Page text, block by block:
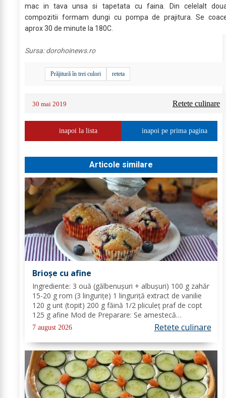
mac in tava unsa si tapetata cu faina. Din celelalt
compozitii formam dungi cu pompa de prajitura. Se
aprox 30 de minute la 180C.
Sursa:dorohoinews.ro
Prăjitură în trei culori reteta
30 mai 2019 Retete culinare
inapoi la lista inapoi pe prima pagina
Articole similare
Brioșe cu afine
Ingrediente: 3 ouă (gălbenușuri + albușuri) 100 g zahăr
15-20 g rom (3 lingurițe) 1 linguriță extract de vanilie
120 g unt (topit) 200 g făină 1/2 pliculeț praf de copt
125 g afine Mod de Preparare: Se amestecă
gălbenușurile cu zahărul, romul și vanilia. Se adaugă
untul topit, făina și praful de...
7 august 2026 Retete culinare